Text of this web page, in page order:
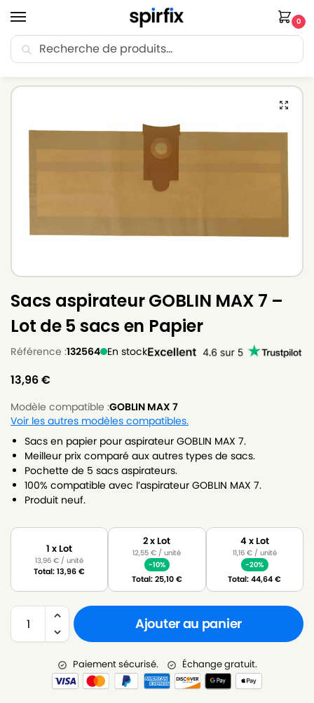
0
🚚 Livraison Point Relais offerte dès 30€ d’achat.
Sacs aspirateur GOBLIN MAX 7 –
Lot de 5 sacs en Papier
Référence :132564 En stock
13,96€
Modèle compatible :GOBLIN MAX 7
Voir les autres modèles compatibles.
Sacs en papier pour aspirateur GOBLIN MAX 7.
Meilleur prix comparé aux autres types de sacs.
Pochette de 5 sacs aspirateurs.
100% compatible avec l’aspirateur GOBLIN MAX 7.
Produit neuf.
1 x Lot
13,96€ / unité
Total:13,96€
2 x Lot
12,55€ / unité
-10%
Total:25,10€
4 x Lot
11,16 €/ unité
-20%
Total:44,64€
Ajouter au panier
Paiement sécurisé. Échange gratuit.